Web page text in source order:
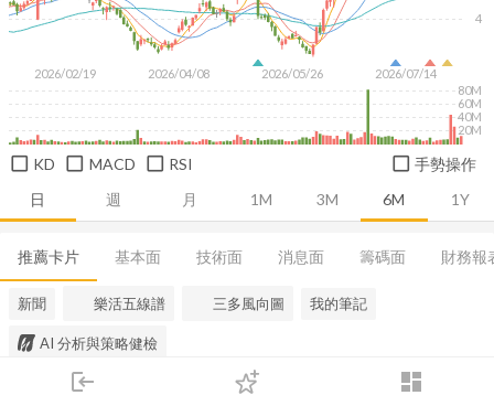
login dashboard
下單
日 週 月 1M 3M 6M 1Y
2026/02/19 2026/04/08 2026/05/26 2026/07/14
4
20M
40M
60M
80M
KD MACD RSI 手勢操作
推薦卡片 基本面 技術面 消息面 籌碼面 財務報
新聞 樂活五線譜 三多風向圖 我的筆記
AI 分析與策略健檢